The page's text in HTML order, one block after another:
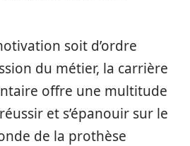
soit d’ordre
du métier, la carrière
offre une multitude
et s’épanouir sur le
de la prothèse